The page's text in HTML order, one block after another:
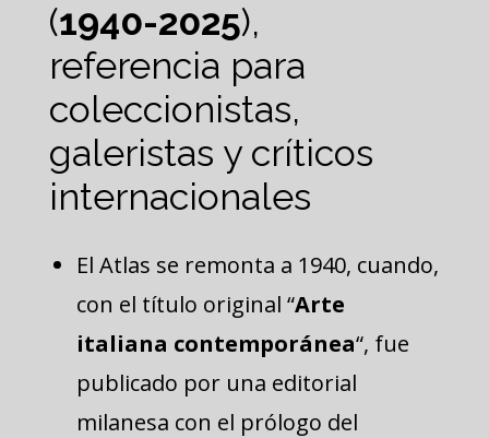
(1940-2025),
referencia para
coleccionistas,
galeristas y críticos
internacionales
El Atlas se remonta a 1940, cuando,
con el título original “Arte
italiana contemporánea“, fue
publicado por una editorial
milanesa con el prólogo del